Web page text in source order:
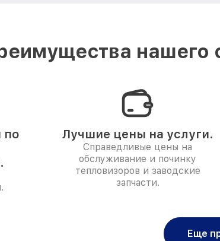
нашего
по
Лучшие цены на услуги.
Справедливые цены на
обслуживание и починку
тепловизоров и заводские
запчасти.
Еще